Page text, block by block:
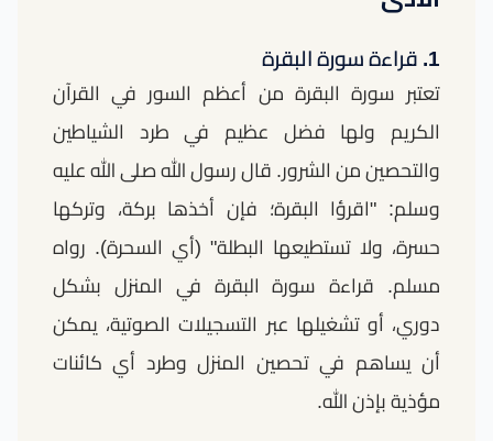
1. قراءة سورة البقرة
تعتبر سورة البقرة من أعظم السور في القرآن
الكريم ولها فضل عظيم في طرد الشياطين
والتحصين من الشرور. قال رسول الله صلى الله عليه
وسلم: "اقرؤا البقرة؛ فإن أخذها بركة، وتركها
حسرة، ولا تستطيعها البطلة" (أي السحرة). رواه
مسلم. قراءة سورة البقرة في المنزل بشكل
دوري، أو تشغيلها عبر التسجيلات الصوتية، يمكن
أن يساهم في تحصين المنزل وطرد أي كائنات
مؤذية بإذن الله.